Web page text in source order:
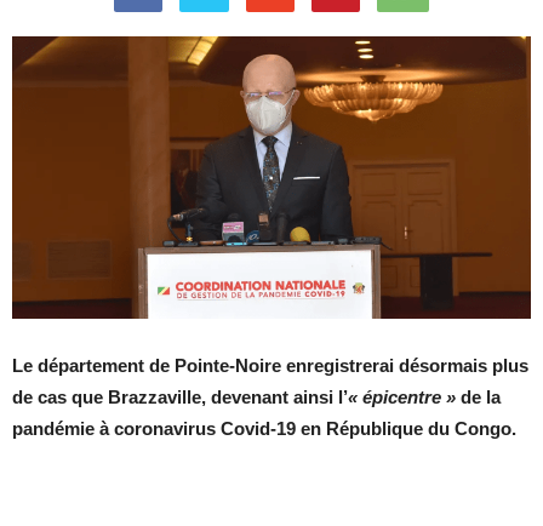
Le département de Pointe-Noire enregistrerai désormais plus
de cas que Brazzaville, devenant ainsi l’« épicentre » de la
pandémie à coronavirus Covid-19 en République du Congo.